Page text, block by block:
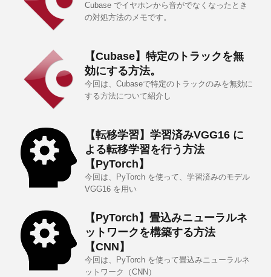
Cubase でイヤホンから音がでなくなったとき
の対処方法のメモです。
【Cubase】特定のトラックを無
効にする方法。
今回は、Cubaseで特定のトラックのみを無効に
する方法について紹介し
【転移学習】学習済みVGG16 に
よる転移学習を行う方法
【PyTorch】
今回は、PyTorch を使って、学習済みのモデル
VGG16 を用い
【PyTorch】畳込みニューラルネ
ットワークを構築する方法
【CNN】
今回は、PyTorch を使って畳込みニューラルネ
ットワーク（CNN）